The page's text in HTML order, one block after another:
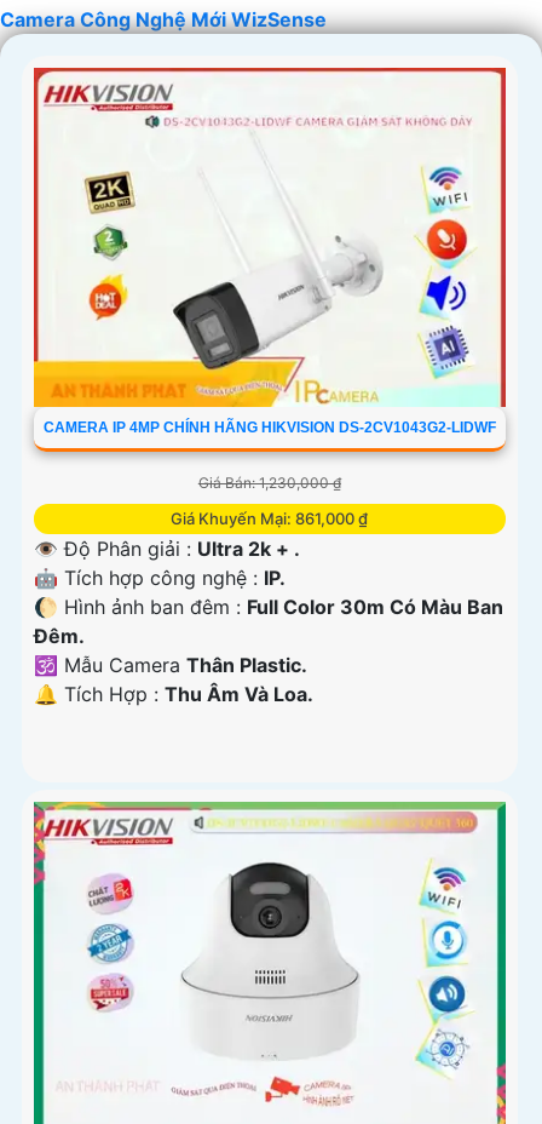
Camera Công Nghệ Mới WizSense
CAMERA IP 4MP CHÍNH HÃNG HIKVISION DS-2CV1043G2-LIDWF
Giá Bán: 1,230,000 ₫
Giá Khuyến Mại: 861,000 ₫
👁 Độ Phân giải : Ultra 2k + .
🤖️ Tích hợp công nghệ : IP.
🌔 Hình ảnh ban đêm : Full Color 30m Có Màu Ban
Ðêm.
🕉️ Mẫu Camera Thân Plastic.
️🔔 Tích Hợp : Thu Âm Và Loa.